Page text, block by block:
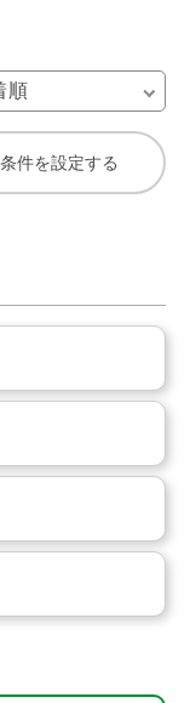
件を設定する